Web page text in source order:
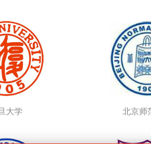
大学 北京师